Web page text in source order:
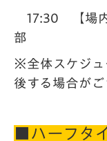
17:30 【場内
部
※全体スケジュ
後する場合がご
■ハーフタ